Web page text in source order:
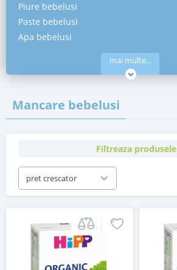
Piure bebelusi
Paste bebelusi
Apa bebelusi
mai multe...
Mancare bebelusi
Filtreaza produsele
pret crescator